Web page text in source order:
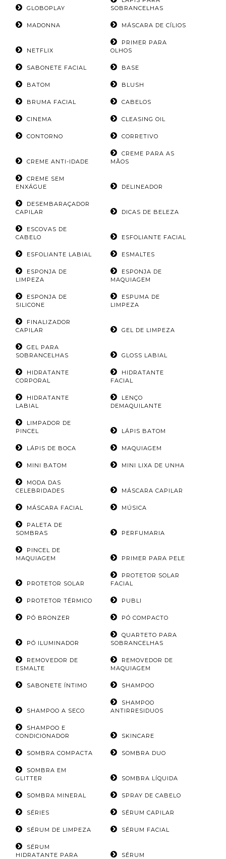
GLOBOPLAY
SOBRANCELHAS
MADONNA MÁSCARA DE CÍLIOS
NETFLIX
PRIMER PARA
OLHOS
SABONETE FACIAL BASE
BATOM BLUSH
BRUMA FACIAL CABELOS
CINEMA CLEASING OIL
CONTORNO CORRETIVO
CREME ANTI-IDADE
CREME PARA AS
MÃOS
CREME SEM
ENXÁGUE
DELINEADOR
DESEMBARAÇADOR
CAPILAR
DICAS DE BELEZA
ESCOVAS DE
CABELO
ESFOLIANTE FACIAL
ESFOLIANTE LABIAL ESMALTES
ESPONJA DE
LIMPEZA
ESPONJA DE
MAQUIAGEM
ESPONJA DE
SILICONE
ESPUMA DE
LIMPEZA
FINALIZADOR
CAPILAR
GEL DE LIMPEZA
GEL PARA
SOBRANCELHAS
GLOSS LABIAL
HIDRATANTE
CORPORAL
HIDRATANTE
FACIAL
HIDRATANTE
LABIAL
LENÇO
DEMAQUILANTE
LIMPADOR DE
PINCEL
LÁPIS BATOM
LÁPIS DE BOCA MAQUIAGEM
MINI BATOM MINI LIXA DE UNHA
MODA DAS
CELEBRIDADES
MÁSCARA CAPILAR
MÁSCARA FACIAL MÚSICA
PALETA DE
SOMBRAS
PERFUMARIA
PINCEL DE
MAQUIAGEM
PRIMER PARA PELE
PROTETOR SOLAR
PROTETOR SOLAR
FACIAL
PROTETOR TÉRMICO PUBLI
PÓ BRONZER PÓ COMPACTO
PÓ ILUMINADOR
QUARTETO PARA
SOBRANCELHAS
REMOVEDOR DE
ESMALTE
REMOVEDOR DE
MAQUIAGEM
SABONETE ÍNTIMO SHAMPOO
SHAMPOO A SECO
SHAMPOO
ANTIRRESIDUOS
SHAMPOO E
CONDICIONADOR
SKINCARE
SOMBRA COMPACTA SOMBRA DUO
SOMBRA EM
GLITTER
SOMBRA LÍQUIDA
SOMBRA MINERAL SPRAY DE CABELO
SÉRIES SÉRUM CAPILAR
SÉRUM DE LIMPEZA SÉRUM FACIAL
SÉRUM
HIDRATANTE PARA
SÉRUM